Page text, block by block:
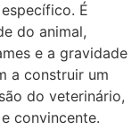
É
do animal,
e a gravidade
a construir um
do veterinário,
convincente.